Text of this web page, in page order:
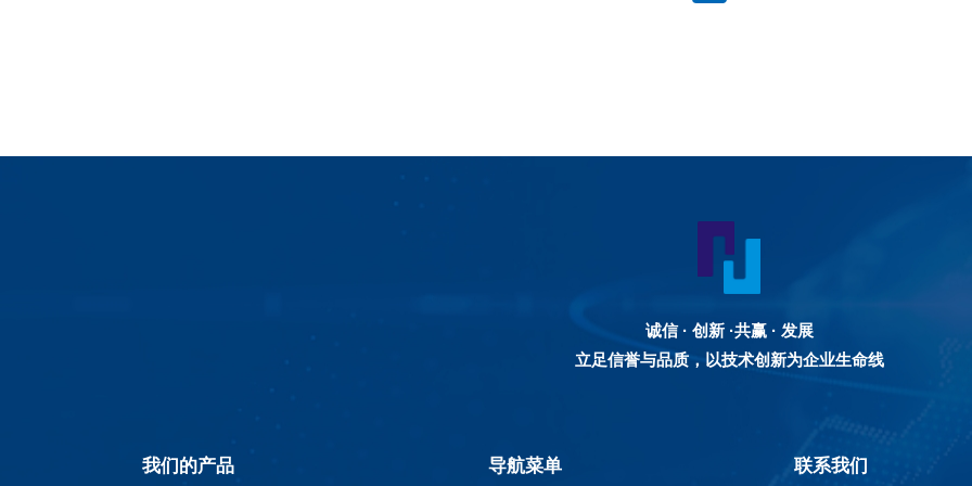
诚信 · 创新 ·共赢 · 发展
立足信誉与品质，以技术创新为企业生命线
我们的产品 导航菜单 联系我们